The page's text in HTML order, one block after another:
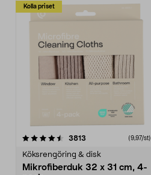
Kolla priset
3813 (9,97/st)
Köksrengöring & disk
Mikrofiberduk 32 x 31 cm, 4-
4.0av 5 stjärnor